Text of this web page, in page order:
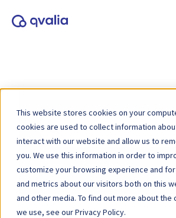
This website stores cookies on your
cookies are used to collect information
interact with our website and allow us to
you. We use this information in order to
customize your browsing experience and
and metrics about our visitors both on this
and other media. To find out more about the
we use, see our Privacy Policy.
Zoeken
naar
Home Kennisbank